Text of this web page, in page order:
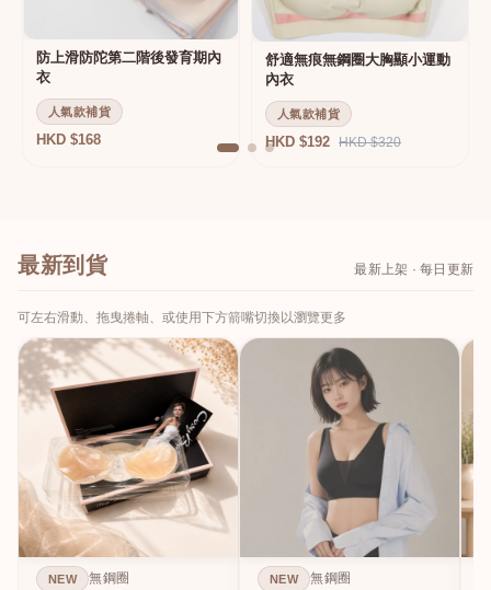
防上滑防陀第二階後發育期內
衣
人氣款補貨
HKD $168
舒適無痕無鋼圈大胸顯小運動
內衣
人氣款補貨
HKD $192 HKD $320
最新到貨 最新上架 · 每日更新
可左右滑動、拖曳捲軸、或使用下方箭嘴切換以瀏覽更多
NEW 無鋼圈 NEW 無鋼圈